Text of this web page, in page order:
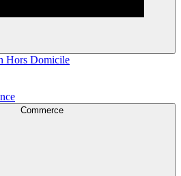
Hors Domicile
Commerce